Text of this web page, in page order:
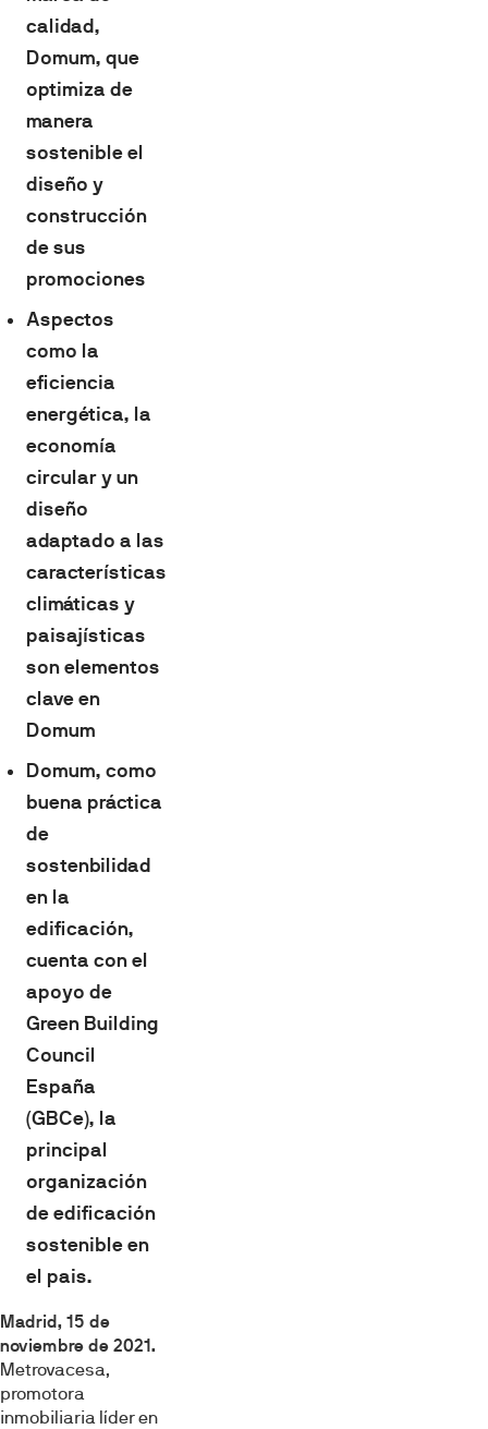
calidad,
Domum, que
optimiza de
manera
sostenible el
diseño y
construcción
de sus
promociones
Aspectos
como la
eficiencia
energética, la
economía
circular y un
diseño
adaptado a las
características
climáticas y
paisajísticas
son elementos
clave en
Domum
Domum, como
buena práctica
de
sostenbilidad
en la
edificación,
cuenta con el
apoyo de
Green Building
Council
España
(GBCe), la
principal
organización
de edificación
sostenible en
el pais.
Madrid, 15 de
noviembre de 2021.
Metrovacesa,
promotora
inmobiliaria líder en